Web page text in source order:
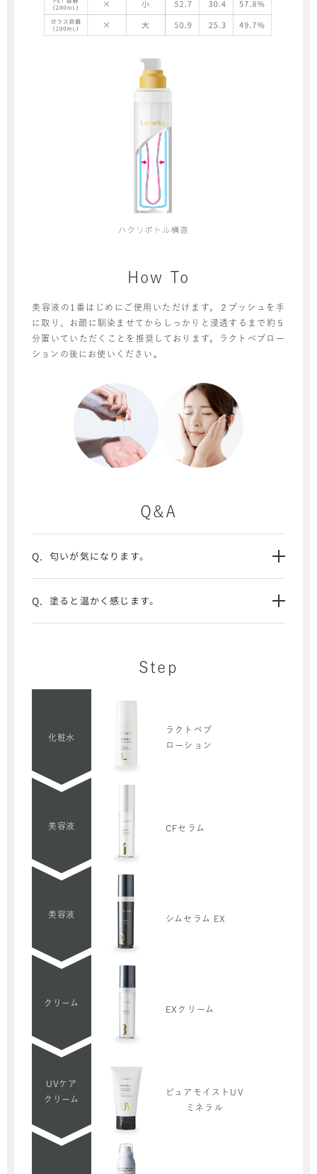
How To
美容液の1番はじめにご使用いただけます。２プッシュを手
に取り、お顔に馴染ませてからしっかりと浸透するまで約５
分置いていただくことを推奨しております。ラクトぺプロー
ションの後にお使いください。
Q&A
匂いが気になります。
塗ると温かく感じます。
Step
ラクトペプ
ローション
CFセラム
シムセラム EX
EXクリーム
ピュアモイストUV
ミネラル
化粧水
美容液
美容液
クリーム
UVケア
クリーム